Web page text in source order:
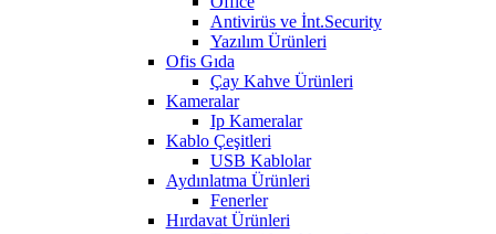
Antivirüs ve İnt.Security
Yazılım Ürünleri
Ofis Gıda
Çay Kahve Ürünleri
Kameralar
Ip Kameralar
Kablo Çeşitleri
USB Kablolar
Aydınlatma Ürünleri
Fenerler
Hırdavat Ürünleri